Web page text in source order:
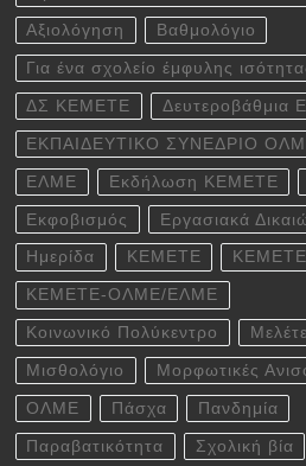
Αξιολόγηση Βαθμολόγιο
Για ένα σχολείο έμφυλης
ΔΣ ΚΕΜΕΤΕ Δευτεροβάθμια
ΕΚΠΑΙΔΕΥΤΙΚΟ ΣΥΝΕΔΡΙΟ
ΕΛΜΕ Εκδήλωση ΚΕΜΕΤΕ
Εκφοβισμός Εργασιακά
Ημερίδα ΚΕΜΕΤΕ
ΚΕΜΕΤΕ-ΟΛΜΕ/ΕΛΜΕ
Κοινωνικό Πολύκεντρο
Μισθολόγιο Μορφωτικές
ΟΛΜΕ Πάσχα Πανδημία
Παραβατικότητα Σχολική βία